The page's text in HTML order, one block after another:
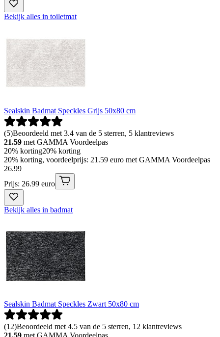
Bekijk alles in toiletmat
Sealskin Badmat Speckles Grijs 50x80 cm
(5)Beoordeeld met 3.4 van de 5 sterren, 5 klantreviews
21.59 met GAMMA Voordeelpas
20% korting20% korting
20% korting, voordeelprijs: 21.59 euro met GAMMA Voordeelpas
26.99
Prijs: 26.99 euro
Bekijk alles in badmat
Sealskin Badmat Speckles Zwart 50x80 cm
(12)Beoordeeld met 4.5 van de 5 sterren, 12 klantreviews
21.59 met GAMMA Voordeelpas